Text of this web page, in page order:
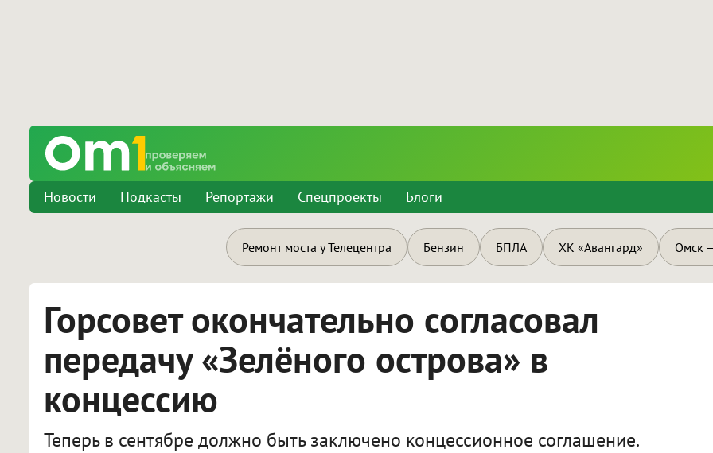
Новости Подкасты Репортажи Спецпроекты Блоги
Ремонт моста у Телецентра Бензин БПЛА ХК «Авангард» Омск
Горсовет окончательно согласовал
передачу «Зелёного острова» в
концессию
Теперь в сентябре должно быть заключено концессионное соглашение.